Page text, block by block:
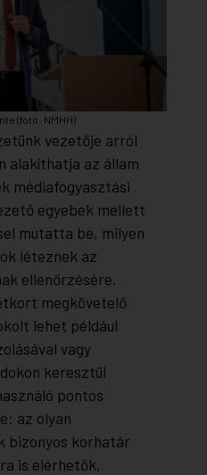
(fotó: NMHH)
vezetője arról
alakíthatja az állam
médiafogyasztási
egyebek mellett
mutatta be, milyen
léteznek az
ellenőrzésére.
megkövetelő
lehet például
vagy
keresztül
pontos
az olyan
bizonyos korhatár
is elérhetők,